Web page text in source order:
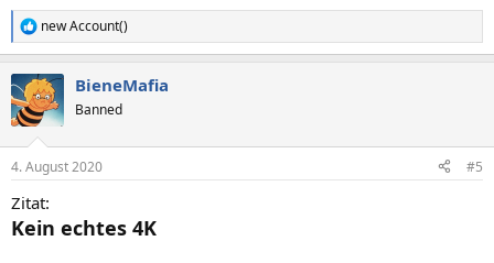
R
e
k
t
i
e
:
new Account()
BieneMafia
Banned
4. August 2020 #5
Zitat:
Kein echtes 4K